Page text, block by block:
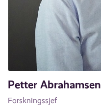
Petter Abrahamsen
Forskningssjef